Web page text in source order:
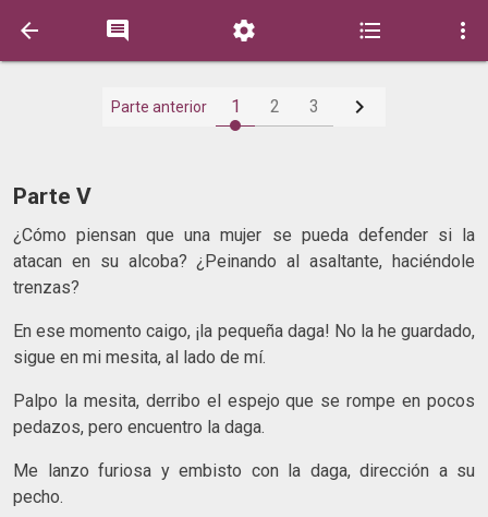
    
Parte anterior 1 2 3 
Parte V
¿Cómo piensan que una mujer se pueda defender si la
atacan en su alcoba? ¿Peinando al asaltante, haciéndole
trenzas?
En ese momento caigo, ¡la pequeña daga! No la he guardado,
sigue en mi mesita, al lado de mí.
Palpo la mesita, derribo el espejo que se rompe en pocos
pedazos, pero encuentro la daga.
Me lanzo furiosa y embisto con la daga, dirección a su
pecho.